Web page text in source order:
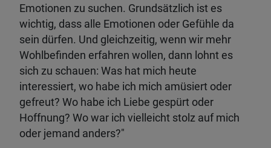
Emotionen zu suchen. Grundsätzlich ist es
wichtig, dass alle Emotionen oder Gefühle da
sein dürfen. Und gleichzeitig, wenn wir mehr
Wohlbefinden erfahren wollen, dann lohnt es
sich zu schauen: Was hat mich heute
interessiert, wo habe ich mich amüsiert oder
gefreut? Wo habe ich Liebe gespürt oder
Hoffnung? Wo war ich vielleicht stolz auf mich
oder jemand anders?"